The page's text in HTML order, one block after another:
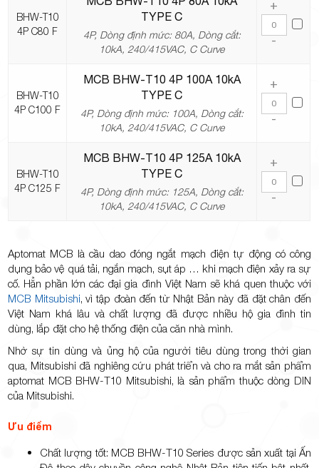
BHW-T10
4P C80 F
TYPE C
4P, Dòng định mức: 80A, Dòng cắt:
10kA, 240/415VAC, C Curve
+
-
BHW-T10
4P C100 F
MCB BHW-T10 4P 100A 10kA
TYPE C
4P, Dòng định mức: 100A, Dòng cắt:
10kA, 240/415VAC, C Curve
+
-
BHW-T10
4P C125 F
MCB BHW-T10 4P 125A 10kA
TYPE C
4P, Dòng định mức: 125A, Dòng cắt:
10kA, 240/415VAC, C Curve
+
-
Aptomat MCB là cầu dao đóng ngắt mạch điện tự động có công
dụng bảo vệ quá tải, ngắn mạch, sụt áp … khi mạch điện xảy ra sự
cố. Hẳn phần lớn các đại gia đình Việt Nam sẽ khá quen thuộc với
MCB Mitsubishi, vì tập đoàn đến từ Nhật Bản này đã đặt chân đến
Việt Nam khá lâu và chất lượng đã được nhiều hộ gia đình tin
dùng, lắp đặt cho hệ thống điện của căn nhà mình.
Nhờ sự tin dùng và ủng hộ của người tiêu dùng trong thời gian
qua, Mitsubishi đã nghiêng cứu phát triển và cho ra mắt sản phẩm
aptomat MCB BHW-T10 Mitsubishi, là sản phẩm thuộc dòng DIN
của Mitsubishi.
Ưu điểm
Chất lượng tốt: MCB BHW-T10 Series được sản xuất tại Ấn